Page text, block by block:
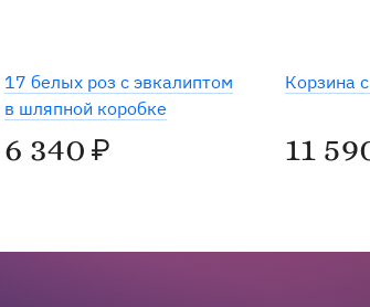
17 белых роз с эвкалиптом
в шляпной коробке
6 340 ₽
Корзина
11